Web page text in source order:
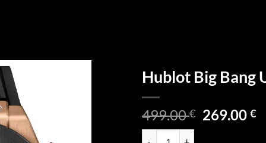
Hublot Big Bang
499.00€ 269.00€